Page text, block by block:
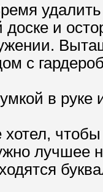
и
с
в
лучшее